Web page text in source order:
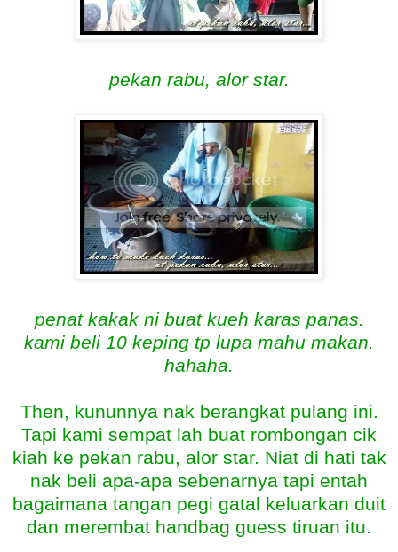
pekan rabu, alor star.
penat kakak ni buat kueh karas panas.
kami beli 10 keping tp lupa mahu makan.
hahaha.
Then, kununnya nak berangkat pulang ini.
Tapi kami sempat lah buat rombongan cik
kiah ke pekan rabu, alor star. Niat di hati tak
nak beli apa-apa sebenarnya tapi entah
bagaimana tangan pegi gatal keluarkan duit
dan merembat handbag guess tiruan itu.